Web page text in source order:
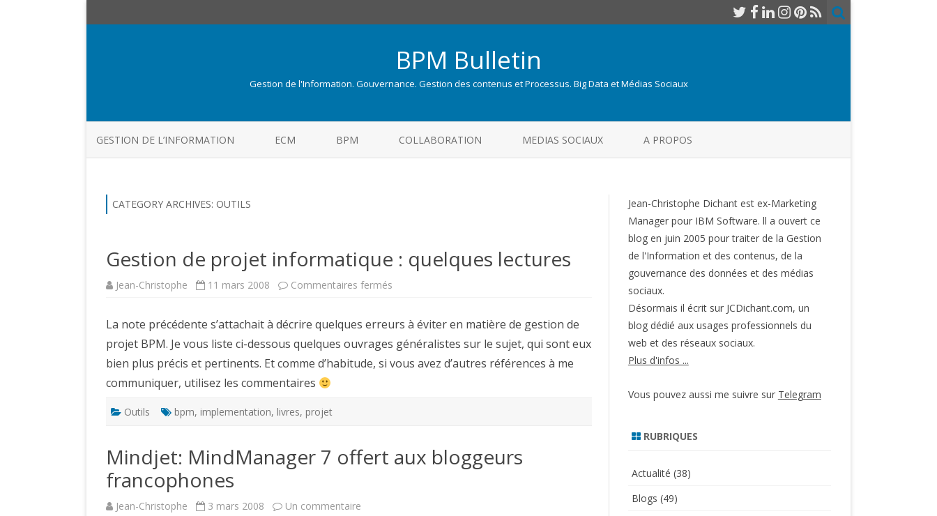
BPM Bulletin
Gestion de l'Information. Gouvernance. Gestion des contenus et Processus. Big Data et Médias Sociaux
to
GESTION DE L’INFORMATION ECM BPM COLLABORATION MEDIAS SOCIAUX A PROPOS
CATEGORY ARCHIVES: OUTILS
Gestion de projet informatique : quelques lectures
Jean-Christophe 11 mars 2008 Commentaires fermés
informatique
:
quelques
lectures
La note précédente s’attachait à décrire quelques erreurs à éviter en matière de gestion de
projet BPM. Je vous liste ci-dessous quelques ouvrages généralistes sur le sujet, qui sont eux
bien plus précis et pertinents. Et comme d’habitude, si vous avez d’autres références à me
communiquer, utilisez les commentaires
Outils bpm, implementation, livres, projet
Mindjet: MindManager 7 offert aux bloggeurs
francophones
Jean-Christophe 3 mars 2008 Un commentaire
Jean-Christophe Dichant est ex-Marketing
Manager pour IBM Software. ll a ouvert ce
blog en juin 2005 pour traiter de la Gestion
de l'Information et des contenus, de la
gouvernance des données et des médias
sociaux.
Désormais il écrit sur JCDichant.com, un
blog dédié aux usages professionnels du
web et des réseaux sociaux.
Plus d'infos ...
Vous pouvez aussi me suivre sur Telegram
RUBRIQUES
Actualité (38)
Blogs (49)